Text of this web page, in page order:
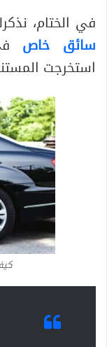
في الختام،
سائق خاص
استخرجت